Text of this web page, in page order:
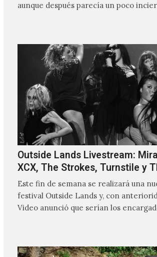
aunque después parecía un poco
Outside Lands Livestream:
XCX, The Strokes, Turnstile y
Este fin de semana se realizará una
festival Outside Lands y, con
Video anunció que serían los